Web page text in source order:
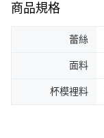
商品規格
蕾絲
面料
杯模裡料